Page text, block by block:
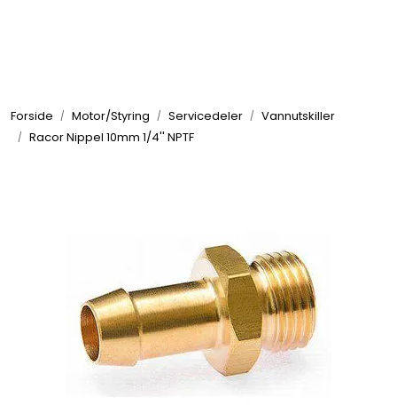
Forside Motor/Styring Servicedeler
Vannutskiller
Racor Nippel 10mm 1/4'' NPTF
Elektrisk
Motor/Styring